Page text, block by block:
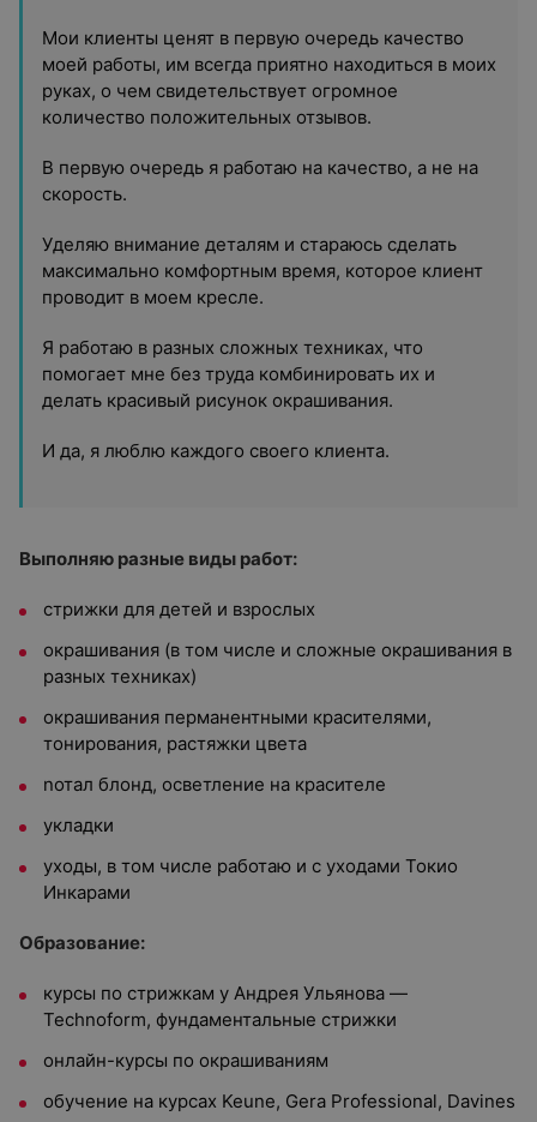
Мои клиенты ценят в первую очередь качество
моей работы, им всегда приятно находиться в моих
руках, о чем свидетельствует огромное
количество положительных отзывов.
В первую очередь я работаю на качество, а не на
скорость.
Уделяю внимание деталям и стараюсь сделать
максимально комфортным время, которое клиент
проводит в моем кресле.
Я работаю в разных сложных техниках, что
помогает мне без труда комбинировать их и
делать красивый рисунок окрашивания.
И да, я люблю каждого своего клиента.
Выполняю разные виды работ:
стрижки для детей и взрослых
окрашивания (в том числе и сложные окрашивания в
разных техниках)
окрашивания перманентными красителями,
тонирования, растяжки цвета
nотал блонд, осветление на красителе
укладки
уходы, в том числе работаю и с уходами Токио
Инкарами
Образование:
курсы по стрижкам у Андрея Ульянова —
Technoform, фундаментальные стрижки
онлайн-курсы по окрашиваниям
обучение на курсах Keune, Gera Professional, Davines